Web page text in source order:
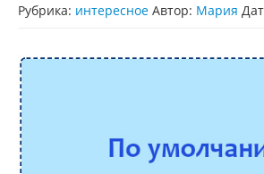
Рубрика: интересное Автор: Мария